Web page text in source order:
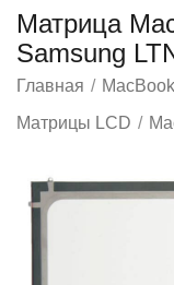
Матрица
Samsung
Главная / MacBook
Матрицы LCD /